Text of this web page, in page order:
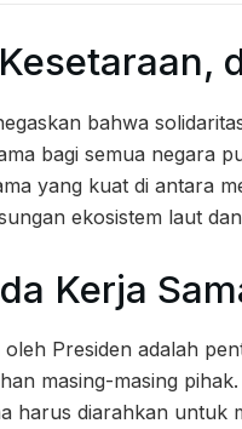
bahwa
bagi semua negara
yang kuat di antara
ekosistem laut
Kerja
Presiden adalah
masing-masing
harus diarahkan untuk